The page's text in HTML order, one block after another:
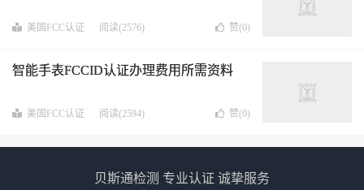
美国FCC认证 阅读(2576) 赞(0)
智能手表FCCID认证办理费用所需资料
美国FCC认证 阅读(2594) 赞(0)
贝斯通检测 专业认证 诚挚服务